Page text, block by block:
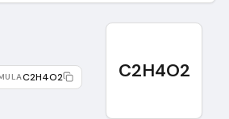
C2H4O2 C2H4O2